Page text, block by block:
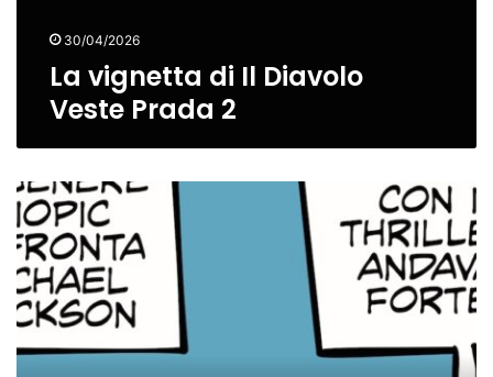
30/04/2026
La vignetta di Il Diavolo
Veste Prada 2
La
vignetta
di
Michael